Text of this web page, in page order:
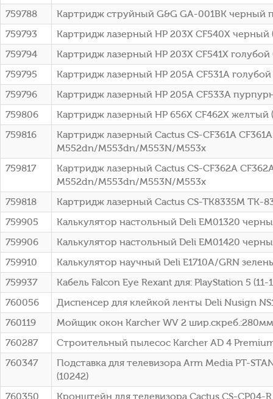
759788
Картридж струйный G&G GA-001BK черный
759793
Картридж лазерный HP 203X CF540X черный
759794
Картридж лазерный HP 203X CF541X
759795
Картридж лазерный HP 205A CF531A голубой
759796
Картридж лазерный HP 205A CF533A
759806
Картридж лазерный HP 656X CF462X желтый
759816
Картридж лазерный Cactus CS-CF361A
M552dn/M553dn/M553N/M553x
759817
Картридж лазерный Cactus CS-CF362A
M552dn/M553dn/M553N/M553x
759818
Картридж лазерный Cactus CS-TK8335M TK-
759905
Калькулятор настольный Deli EM01320
759906
Калькулятор настольный Deli EM01420
759910
Калькулятор научный Deli E1710A/GRN
759937
Кабель Falcon Eye Rexant для: PlayStation 5 (11-
760056
Диспенсер для клейкой ленты Deli Nusign
760119
Мойщик окон Karcher WV 2
760287
Строительный пылесос Karcher AD 4
760347
Подставка для телевизора Arm Media PT-
(10242)
760350
Кронштейн для телевизора Cactus CS-